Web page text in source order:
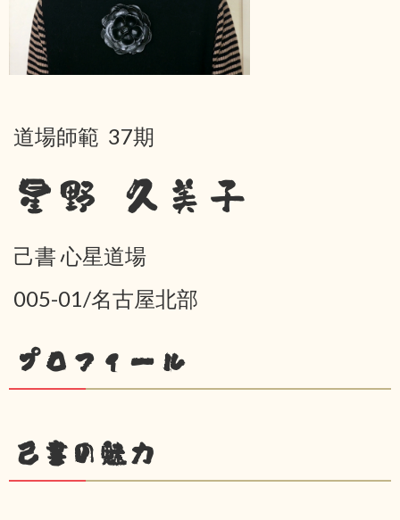
道場師範 37期
星野 久美子
己書 心星道場
005-01/名古屋北部
プロフィール
己書の魅力